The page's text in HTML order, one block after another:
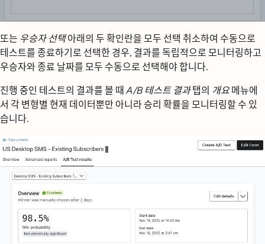
또는 우승자 선택아래의 두 확인란을 모두 선택 취소하여 수동으로
테스트를 종료하기로 선택한 경우, 결과를 독립적으로 모니터링하고
우승자와 종료 날짜를 모두 수동으로 선택해야 합니다.
진행 중인 테스트의 결과를 볼 때 A/B 테스트 결과탭의 개요 메뉴에
서 각 변형별 현재 데이터뿐만 아니라 승리 확률을 모니터링할 수 있
습니다.